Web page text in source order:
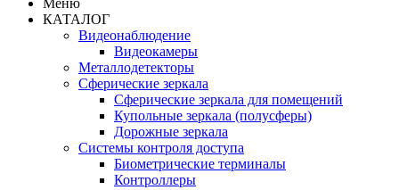
Меню
КАТАЛОГ
Видеонаблюдение
Видеокамеры
Металлодетекторы
Сферические зеркала
Сферические зеркала для помещений
Купольные зеркала (полусферы)
Дорожные зеркала
Системы контроля доступа
Биометрические терминалы
Контроллеры